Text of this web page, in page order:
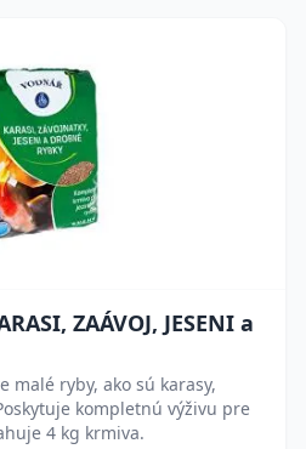
ZAÁVOJ, JESENI a
malé ryby, ako sú karasy,
kompletnú výživu pre
4 kg krmiva.